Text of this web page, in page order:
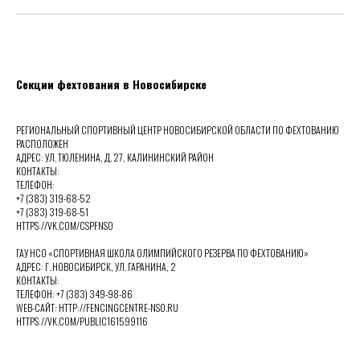
Секции фехтования в Новосибирске
РЕГИОНАЛЬНЫЙ СПОРТИВНЫЙ ЦЕНТР НОВОСИБИРСКОЙ ОБЛАСТИ ПО ФЕХТОВАНИЮ
РАСПОЛОЖЕН
АДРЕС: УЛ. ТЮЛЕНИНА, Д. 27, КАЛИНИНСКИЙ РАЙОН
КОНТАКТЫ:
ТЕЛЕФОН:
+7 (383) 319-68-52
+7 (383) 319-68-51
HTTPS://VK.COM/CSPFNSO
ГАУ НСО «СПОРТИВНАЯ ШКОЛА ОЛИМПИЙСКОГО РЕЗЕРВА ПО ФЕХТОВАНИЮ»
АДРЕС: Г. НОВОСИБИРСК, УЛ. ГАРАНИНА, 2
КОНТАКТЫ:
ТЕЛЕФОН: +7 (383) 349-98-86
WEB-САЙТ: HTTP://FENCINGCENTRE-NSO.RU
HTTPS://VK.COM/PUBLIC161599116